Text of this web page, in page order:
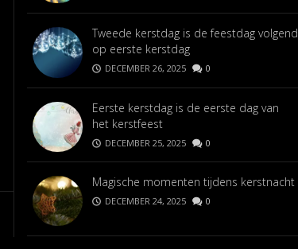
Tweede kerstdag is de feestdag volgend
op eerste kerstdag
DECEMBER 26, 2025 0
Eerste kerstdag is de eerste dag van
het kerstfeest
DECEMBER 25, 2025 0
Magische momenten tijdens kerstnacht
DECEMBER 24, 2025 0